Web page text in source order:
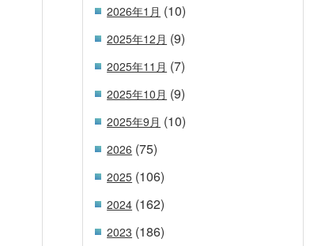
2026年1月 (10)
2025年12月 (9)
2025年11月 (7)
2025年10月 (9)
2025年9月 (10)
2026 (75)
2025 (106)
2024 (162)
2023 (186)